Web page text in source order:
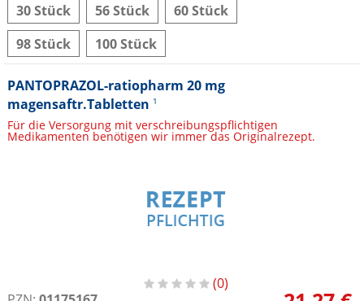
30 Stück
56 Stück
60 Stück
98 Stück
100 Stück
PANTOPRAZOL-ratiopharm 20 mg
magensaftr.Tabletten 1
Für die Versorgung mit verschreibungspflichtigen
Medikamenten benötigen wir immer das Originalrezept.
0